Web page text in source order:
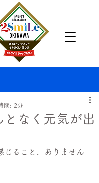
となく元気が出
間: 2分
じること、ありません